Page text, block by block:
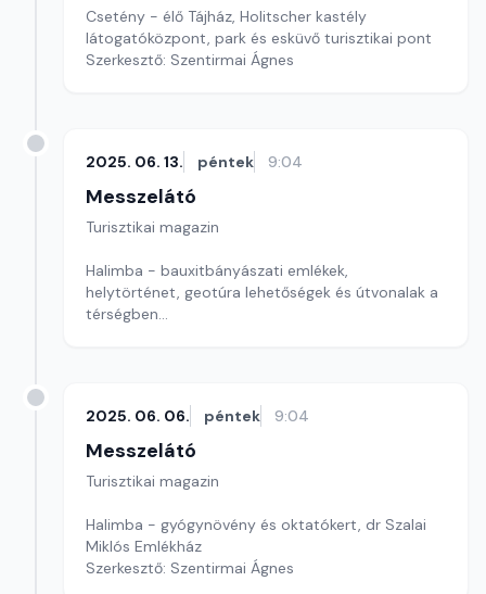
Csetény - élő Tájház, Holitscher kastély
látogatóközpont, park és esküvő turisztikai pont
Szerkesztő: Szentirmai Ágnes
2025. 06. 13. péntek 9:04
Messzelátó
Turisztikai magazin
Halimba - bauxitbányászati emlékek,
helytörténet, geotúra lehetőségek és útvonalak a
térségben
2025. 06. 06. péntek 9:04
Messzelátó
Turisztikai magazin
Halimba - gyógynövény és oktatókert, dr Szalai
Miklós Emlékház
Szerkesztő: Szentirmai Ágnes